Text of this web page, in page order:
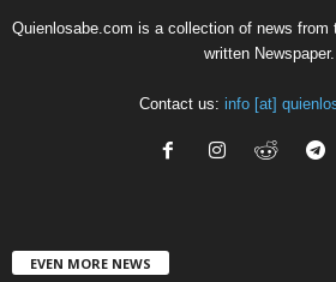
Quienlosabe.com is a collection of news
written Newspaper.
Contact us: info [at]
EVEN MORE NEWS